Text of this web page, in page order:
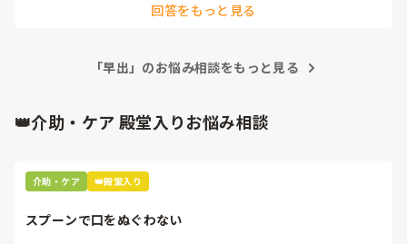
回答をもっと見る
「早出」のお悩み相談をもっと見る
👑介助・ケア 殿堂入りお悩み相談
介助・ケア 👑殿堂入り
スプーンで口をぬぐわない